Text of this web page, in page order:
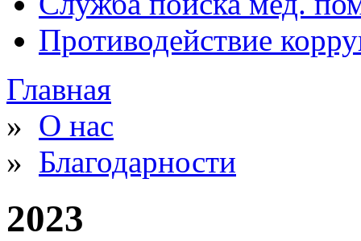
Противодействие
Главная
» О нас
» Благодарности
2023